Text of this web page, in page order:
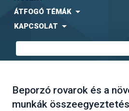
ÁTFOGÓ TÉMÁK
KAPCSOLAT
Beporzó rovarok és a
munkák